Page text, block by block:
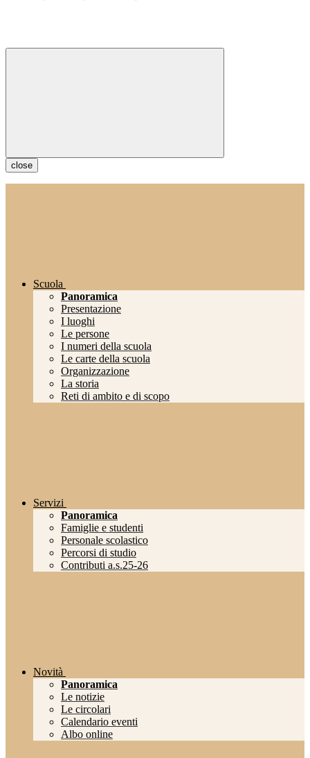
close
Scuola
Panoramica
Presentazione
I luoghi
Le persone
I numeri della scuola
Le carte della scuola
Organizzazione
La storia
Reti di ambito e di scopo
Servizi
Panoramica
Famiglie e studenti
Personale scolastico
Percorsi di studio
Contributi a.s.25-26
Novità
Panoramica
Le notizie
Le circolari
Calendario eventi
Albo online